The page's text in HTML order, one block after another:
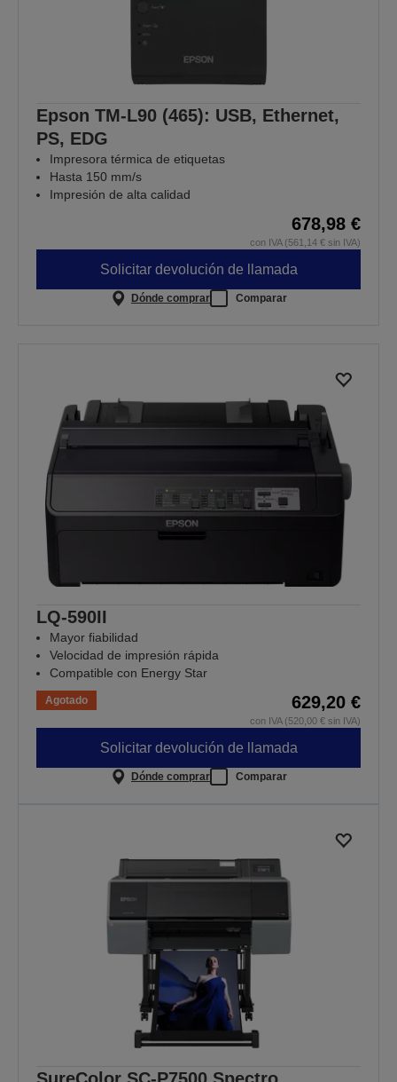
Epson TM-L90 (465): USB, Ethernet,
PS, EDG
Impresora térmica de etiquetas
Hasta 150 mm/s
Impresión de alta calidad
678,98 €
con IVA (561,14 € sin IVA)
Solicitar devolución de llamada
Dónde comprar Comparar
LQ-590II
Mayor fiabilidad
Velocidad de impresión rápida
Compatible con Energy Star
Agotado 629,20 €
con IVA (520,00 € sin IVA)
Solicitar devolución de llamada
Dónde comprar Comparar
SureColor SC-P7500 Spectro